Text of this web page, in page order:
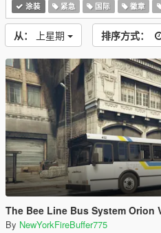
涂装 紧急 国际 徽章
从： 上星期 排序方式：
The Bee Line Bus System Orion
By NewYorkFireBuffer775